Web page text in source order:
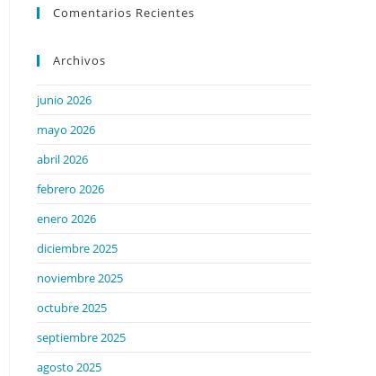
Comentarios Recientes
Archivos
junio 2026
mayo 2026
abril 2026
febrero 2026
enero 2026
diciembre 2025
noviembre 2025
octubre 2025
septiembre 2025
agosto 2025